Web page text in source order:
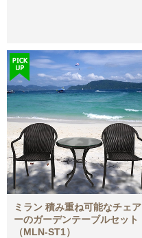
ミラン 積み重ね可能なチェア
ーのガーデンテーブルセット
（MLN-ST1）